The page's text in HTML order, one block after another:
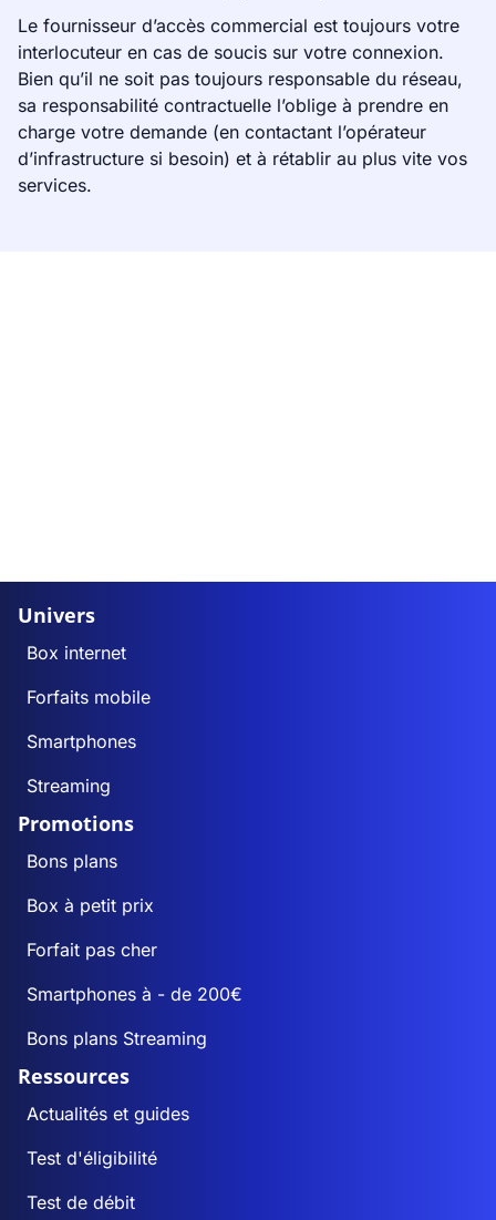
Le fournisseur d’accès commercial est toujours votre
interlocuteur en cas de soucis sur votre connexion.
Bien qu’il ne soit pas toujours responsable du réseau,
sa responsabilité contractuelle l’oblige à prendre en
charge votre demande (en contactant l’opérateur
d’infrastructure si besoin) et à rétablir au plus vite vos
services.
Univers
Box internet
Forfaits mobile
Smartphones
Streaming
Promotions
Bons plans
Box à petit prix
Forfait pas cher
Smartphones à - de 200€
Bons plans Streaming
Ressources
Actualités et guides
Test d'éligibilité
Test de débit